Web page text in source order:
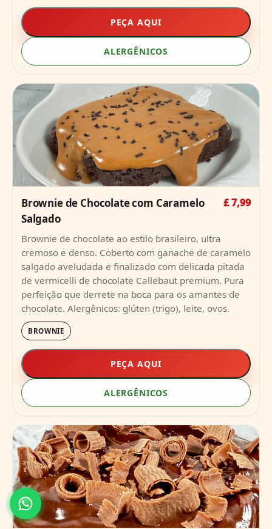
PEÇA AQUI
ALERGÊNICOS
Brownie de Chocolate com Caramelo
Salgado
£ 7,99
Brownie de chocolate ao estilo brasileiro, ultra
cremoso e denso. Coberto com ganache de caramelo
salgado aveludada e finalizado com delicada pitada
de vermicelli de chocolate Callebaut premium. Pura
perfeição que derrete na boca para os amantes de
chocolate. Alergênicos: glúten (trigo), leite, ovos.
BROWNIE
PEÇA AQUI
ALERGÊNICOS